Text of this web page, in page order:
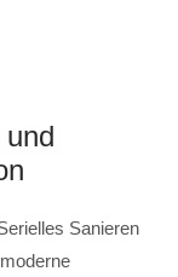
Sanieren